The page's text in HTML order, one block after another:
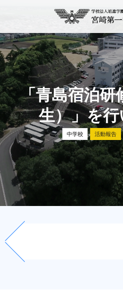
「青島宿泊研
生）」を
中学校 活動報告